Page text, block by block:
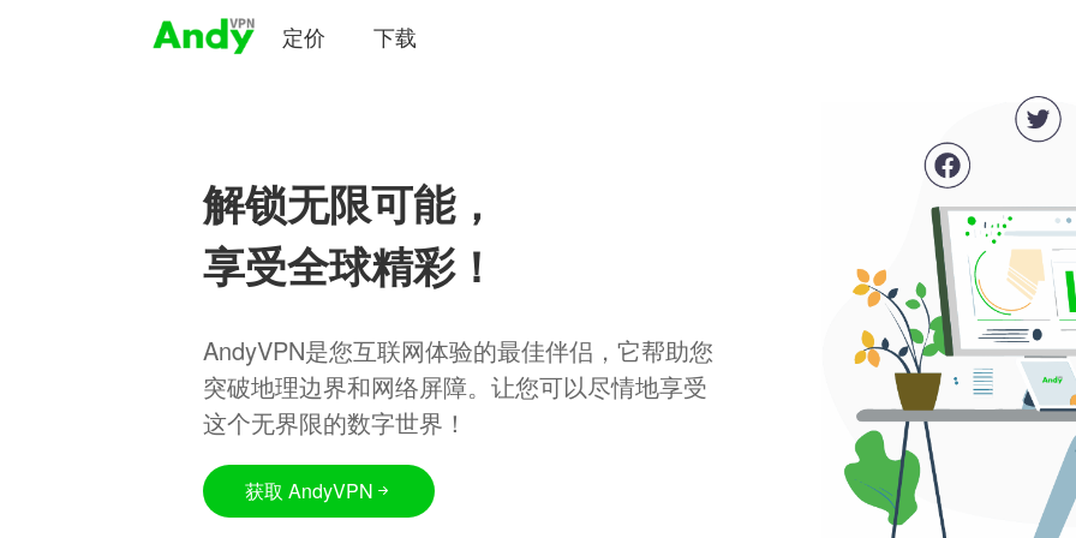
定价 下载
解锁无限可能，
享受全球精彩！
AndyVPN是您互联网体验的最佳伴侣，它帮助您
突破地理边界和网络屏障。让您可以尽情地享受
这个无界限的数字世界！
获取 AndyVPN